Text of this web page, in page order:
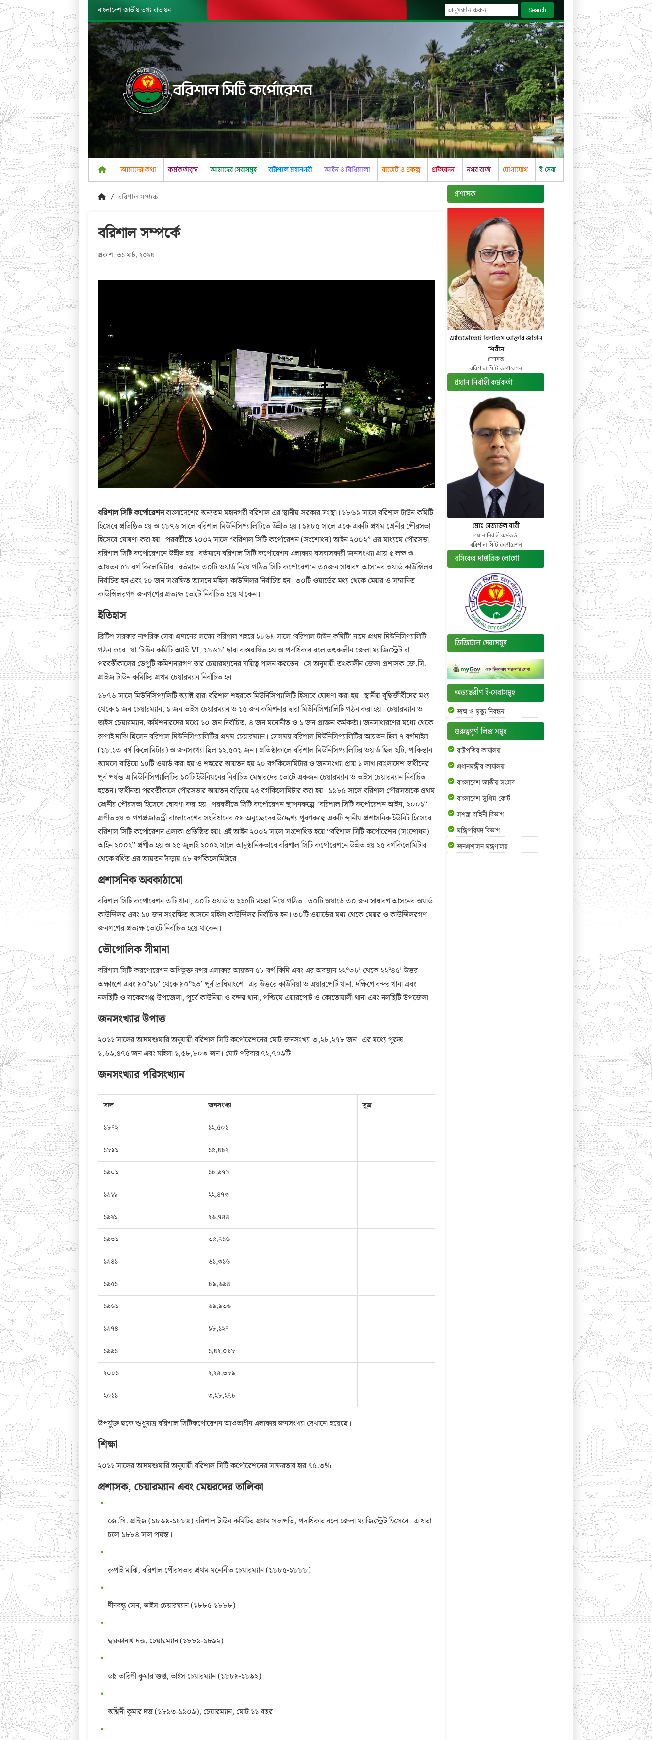
বাংলাদেশ জাতীয় তথ্য বাতায়ন Search
বরিশাল সিটি কর্পোরেশন
আমাদের কথা কর্মকর্তাবৃন্দ আমাদের সেবাসমূহ বরিশাল মহানগরী আইন ও বিধিমালা বাজেট ও প্রকল্প প্রতিবেদন নগর বার্তা যোগাযোগ ই-সেবা
বরিশাল সম্পর্কে
বরিশাল সম্পর্কে
প্রকাশ: ৩১ মার্চ, ২০২৪
বরিশাল সিটি কর্পোরেশনবাংলাদেশের অন্যতম মহানগরী বরিশাল এর স্থানীয় সরকার সংস্থা। ১৮৬৯ সালে বরিশাল টাউন কমিটি
হিসেবে প্রতিষ্ঠিত হয় ও ১৮৭৬ সালে বরিশাল মিউনিসিপ্যালিটিতে উন্নীত হয়। ১৯৮৫ সালে একে একটি প্রথম শ্রেনীর পৌরসভা
হিসেবে ঘোষণা করা হয়। পরবর্তীতে ২০০২ সালে “বরিশাল সিটি কর্পোরেশন (সংশোধন) আইন ২০০২” এর মাধ্যমে পৌরসভা
বরিশাল সিটি কর্পোরেশনে উন্নীত হয়। বর্তমানে বরিশাল সিটি কর্পোরেশন এলাকায় বসবাসকারী জনসংখ্যা প্রায় ৫ লক্ষ ও
আয়তন ৫৮ বর্গ কিলোমিটার। বর্তমানে ৩০টি ওয়ার্ড নিয়ে গঠিত সিটি কর্পোরেশনে ৩০জন সাধারণ আসনের ওয়ার্ড কাউন্সিলর
নির্বাচিত হন এবং ১০ জন সংরক্ষিত আসনে মহিলা কাউন্সিলর নির্বাচিত হন। ৩০টি ওয়ার্ডের মধ্য থেকে মেয়র ও সম্মানিত
কাউন্সিলরগণ জনগণের প্রত্যক্ষ ভোটে নির্বাচিত হয়ে থাকেন।
ইতিহাস
ব্রিটিশ সরকার নাগরিক সেবা প্রদানের লক্ষ্যে বরিশাল শহরে ১৮৬৯ সালে ‘বরিশাল টাউন কমিটি’ নামে প্রথম মিউনিসিপ্যালিটি
গঠন করে। যা ‘টাউন কমিটি অ্যাক্ট VI, ১৮৬৮’ দ্বারা বাস্তবায়িত হয় ও পদাধিকার বলে তৎকালীন জেলা ম্যাজিস্ট্রেট বা
পরবর্তীকালের ডেপুটি কমিশনারগণ তার চেয়ারম্যানের দায়িত্ব পালন করতেন। সে অনুযায়ী তৎকালীন জেলা প্রশাসক জে.সি.
প্রাইজ টাউন কমিটির প্রথম চেয়ারম্যান নির্বাচিত হন।
১৮৭৬ সালে মিউনিসিপ্যালিটি অ্যাক্ট দ্বারা বরিশাল শহরকে মিউনিসিপ্যালিটি হিসাবে ঘোষণা করা হয়। স্থানীয় বুদ্ধিজীবীদের মধ্য
থেকে ১ জন চেয়ারম্যান, ১ জন ভাইস চেয়ারম্যান ও ১৫ জন কমিশনার দ্বারা মিউনিসিপ্যালিটি গঠন করা হয়। চেয়ারম্যান ও
ভাইস চেয়ারম্যান, কমিশনারদের মধ্যে ১০ জন নির্বাচিত, ৪ জন মনোনীত ও ১ জন প্রাক্তন কর্মকর্তা। জনসাধারণের মধ্যে থেকে
রুপাই মাঝি ছিলেন বরিশাল মিউনিসিপ্যালিটির প্রথম চেয়ারম্যান। সেসময় বরিশাল মিউনিসিপ্যালিটির আয়তন ছিল ৭ বর্গমাইল
(১৮.১৩ বর্গ কিলোমিটার) ও জনসংখ্যা ছিল ১২,৫০১ জন। প্রতিষ্ঠাকালে বরিশাল মিউনিসিপ্যালিটির ওয়ার্ড ছিল ২টি, পাকিস্তান
আমলে বাড়িয়ে ১০টি ওয়ার্ড করা হয় ও শহরের আয়তন হয় ২০ বর্গকিলোমিটার ও জনসংখ্যা প্রায় ১ লাখ।বাংলাদেশ স্বাধীনের
পূর্ব পর্যন্ত এ মিউনিসিপ্যালিটির ১০টি ইউনিয়নের নির্বাচিত মেম্বারদের ভোটে একজন চেয়ারম্যান ও ভাইস চেয়ারম্যান নির্বাচিত
হতেন। স্বাধীনতা পরবর্তীকালে পৌরসভার আয়তন বাড়িয়ে ২৫ বর্গকিলোমিটার করা হয়। ১৯৮৫ সালে বরিশাল পৌরসভাকে প্রথম
শ্রেনীর পৌরসভা হিসেবে ঘোষণা করা হয়। পরবর্তীতে সিটি কর্পোরেশন স্থাপনকল্পে “বরিশাল সিটি কর্পোরেশন আইন, ২০০১”
প্রণীত হয় ও গণপ্রজাতন্ত্রী বাংলাদেশের সংবিধানের ৫৯ অনুচ্ছেদের উদ্দেশ্য পূরণকল্পে একটি স্থানীয় প্রশাসনিক ইউনিট হিসেবে
বরিশাল সিটি কর্পোরেশন এলাকা প্রতিষ্ঠিত হয়৷ এই আইন ২০০২ সালে সংশোধিত হয়ে “বরিশাল সিটি কর্পোরেশন (সংশোধন)
আইন ২০০২” প্রণীত হয় ও ২৫ জুলাই ২০০২ সালে আনুষ্ঠানিকভাবে বরিশাল সিটি কর্পোরেশনে উন্নীত হয় ২৫ বর্গকিলোমিটার
থেকে বর্ধিত এর আয়তন দাঁড়ায় ৫৮ বর্গকিলোমিটারে।
প্রশাসনিক অবকাঠামো
বরিশাল সিটি কর্পোরেশন ৩টি থানা, ৩০টি ওয়ার্ড ও ২২৫টি মহল্লা নিয়ে গঠিত। ৩০টি ওয়ার্ডে ৩০ জন সাধারণ আসনের ওয়ার্ড
কাউন্সিলর এবং ১০ জন সংরক্ষিত আসনে মহিলা কাউন্সিলর নির্বাচিত হন। ৩০টি ওয়ার্ডের মধ্য থেকে মেয়র ও কাউন্সিলরগণ
জনগণের প্রত্যক্ষ ভোটে নির্বাচিত হয়ে থাকেন।
ভৌগোলিক সীমানা
বরিশাল সিটি করপোরেশন অধিভুক্ত নগর এলাকার আয়তন ৫৮ বর্গ কিমি এবং এর অবস্থান ২২°৩৮’ থেকে ২২°৪৫’ উত্তর
অক্ষাংশে এবং ৯০°১৮’ থেকে ৯০°২৩’ পূর্ব দ্রাঘিমাংশে। এর উত্তরে কাউনিয়া ও এয়ারপোর্ট থানা, দক্ষিণে বন্দর থানা এবং
নলছিটি ও বাকেরগঞ্জ উপজেলা, পূর্বে কাউনিয়া ও বন্দর থানা, পশ্চিমে এয়ারপোর্ট ও কোতোয়ালী থানা এবং নলছিটি উপজেলা।
জনসংখ্যার উপাত্ত
২০১১ সালের আদমশুমারি অনুযায়ী বরিশাল সিটি কর্পোরেশনের মোট জনসংখ্যা ৩,২৮,২৭৮ জন। এর মধ্যে পুরুষ
১,৬৯,৪৭৫ জন এবং মহিলা ১,৫৮,৮০৩ জন। মোট পরিবার ৭২,৭০৯টি।
জনসংখ্যার পরিসংখ্যান
সাল জনসংখ্যা সূত্র
১৮৭২ ১২,৫০১
১৮৯১ ১৫,৪৮২
১৯০১ ১৮,৯৭৮
১৯১১ ২২,৪৭৩
১৯২১ ২৬,৭৪৪
১৯৩১ ৩৫,৭১৬
১৯৪১ ৬১,৩১৬
১৯৫১ ৮৯,৬৯৪
১৯৬১ ৬৯,৯৩৬
১৯৭৪ ৯৮,১২৭
১৯৯১ ১,৪২,০৯৮
২০০১ ২,২৪,৩৮৯
২০১১ ৩,২৮,২৭৮
উপর্যুক্ত ছকে শুধুমাত্র বরিশাল সিটিকর্পোরেশন আওতাধীন এলাকার জনসংখ্যা দেখানো হয়েছে।
শিক্ষা
২০১১ সালের আদমশুমারি অনুযায়ী বরিশাল সিটি কর্পোরেশনের সাক্ষরতার হার ৭৫.৩%।
প্রশাসক, চেয়ারম্যান এবং মেয়রদের তালিকা
জে.সি. প্রাইজ (১৮৬৯-১৮৮৪) বরিশাল টাউন কমিটির প্রথম সভাপতি, পদাধিকার বলে জেলা ম্যাজিস্ট্রেট হিসেবে। এ ধারা
চলে ১৮৮৪ সাল পর্যন্ত।
রুপাই মাঝি, বরিশাল পৌরসভার প্রথম মনোনীত চেয়ারম্যান (১৮৮৫-১৮৮৮)
দীনবন্ধু সেন, ভাইস চেয়ারম্যান (১৮৮৫-১৮৮৮)
দ্বারকানাথ দত্ত, চেয়ারম্যান (১৮৮৯-১৮৯২)
ডাঃ তারিণী কুমার গুপ্ত, ভাইস চেয়ারম্যান (১৮৮৯-১৮৯২)
অশ্বিনী কুমার দত্ত (১৮৯৩-১৯০৯), চেয়ারম্যান, মোট ১১ বছর
প্রশাসক
এ্যাডভোকেট বিলকিস আক্তার জাহান
শিরীন
প্রশাসক
বরিশাল সিটি কর্পোরেশন
প্রধান নির্বাহী কর্মকর্তা
মোঃ রেজাউল বারী
প্রধান নির্বাহী কর্মকর্তা
বরিশাল সিটি কর্পোরেশন
বসিকের দাপ্তরিক লোগো
ডিজিটাল সেবাসমূহ
অভ্যন্তরীণ ই-সেবাসমূহ
জন্ম ও মৃত্যু নিবন্ধন
গুরুত্বপূর্ণ লিঙ্ক সমূহ
রাষ্ট্রপতির কার্যালয়
প্রধানমন্ত্রীর কার্যালয়
বাংলাদেশ জাতীয় সংসদ
বাংলাদেশ সুপ্রিম কোর্ট
সশস্ত্র বাহিনী বিভাগ
মন্ত্রিপরিষদ বিভাগ
জনপ্রশাসন মন্ত্রণালয়